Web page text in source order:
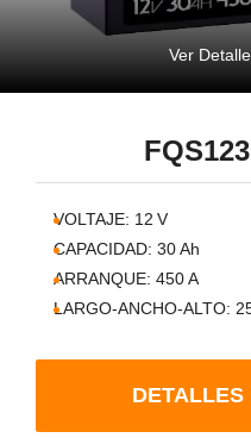
Ver
VOLTAJE: 12 V
CAPACIDAD: 30Ah
ARRANQUE: 450A
LARGO-ANCHO-ALTO:
DETALLES